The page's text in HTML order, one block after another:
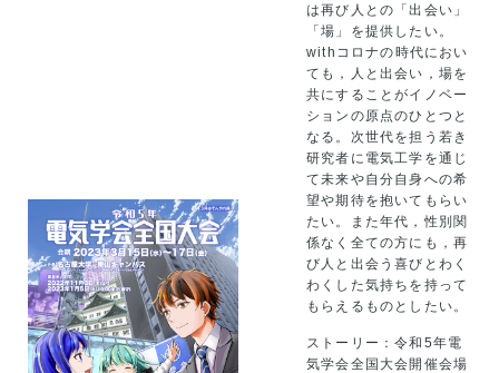
は再び人との「出会い」
「場」を提供したい。
withコロナの時代におい
ても，人と出会い，場を
共にすることがイノベー
ションの原点のひとつと
なる。次世代を担う若き
研究者に電気工学を通じ
て未来や自分自身への希
望や期待を抱いてもらい
たい。また年代，性別関
係なく全ての方にも，再
び人と出会う喜びとわく
わくした気持ちを持って
もらえるものとしたい。
ストーリー：令和5年電
気学会全国大会開催会場